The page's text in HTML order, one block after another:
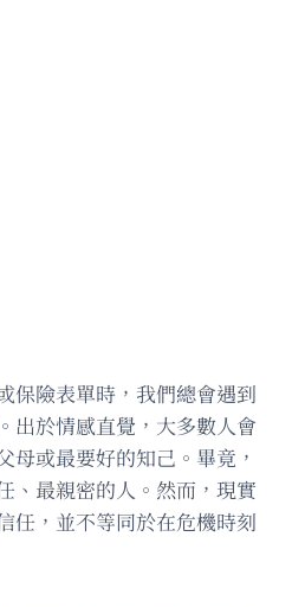
保險表單時，我們總會遇到
出於情感直覺，大多數人會
母或最要好的知己。畢竟，
、最親密的人。然而，現實
任，並不等同於在危機時刻